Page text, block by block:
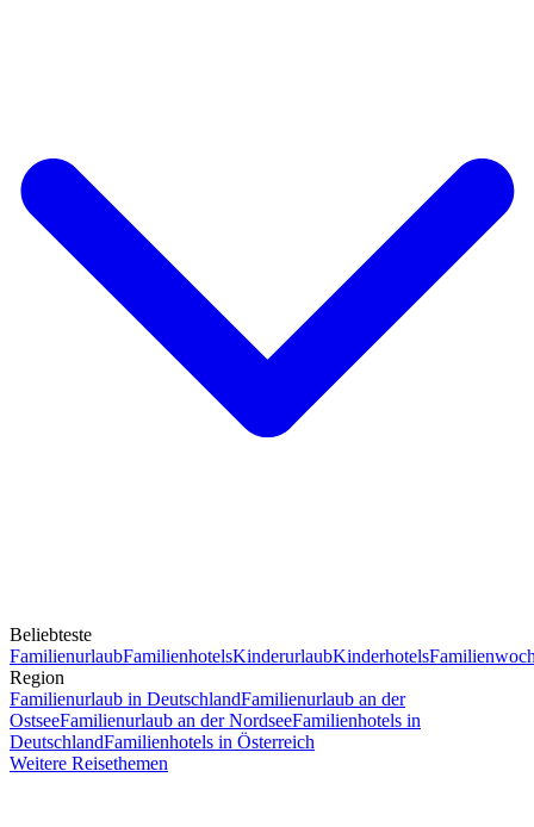
Beliebteste
FamilienurlaubFamilienhotelsKinderurlaubKinderhotels
Region
Familienurlaub in DeutschlandFamilienurlaub an der
OstseeFamilienurlaub an der NordseeFamilienhotels in
DeutschlandFamilienhotels in Österreich
Weitere Reisethemen